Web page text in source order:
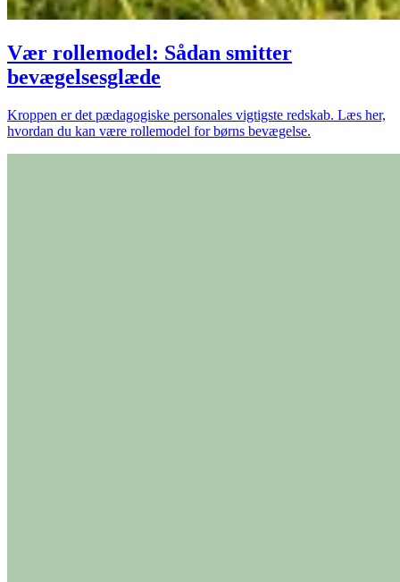
Vær rollemodel: Sådan smitter
bevægelsesglæde
Kroppen er det pædagogiske personales vigtigste redskab. Læs her,
hvordan du kan være rollemodel for børns bevægelse.